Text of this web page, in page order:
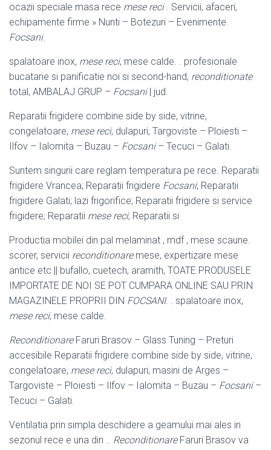
ocazii speciale masa rece mese reci. Servicii, afaceri,
echipamente firme » Nunti – Botezuri – Evenimente.
Focsani.
spalatoare inox, mese reci, mese calde. . profesionale
bucatarie si panificatie noi si second-hand, reconditionate
total, AMBALAJ GRUP – Focsani| jud.
Reparatii frigidere combine side by side, vitrine,
congelatoare, mese reci, dulapuri, Targoviste – Ploiesti –
Ilfov – Ialomita – Buzau – Focsani– Tecuci – Galati.
Suntem singurii care reglam temperatura pe rece. Reparatii
frigidere Vrancea; Reparatii frigidere Focsani; Reparatii
frigidere Galati; lazi frigorifice; Reparatii frigidere si service
frigidere; Reparatii mese reci; Reparatii si
Productia mobilei din pal melaminat , mdf , mese scaune.
scorer, servicii reconditionaremese, expertizare mese
antice etc || bufallo, cuetech, aramith, TOATE PRODUSELE
IMPORTATE DE NOI SE POT CUMPARA ONLINE SAU PRIN
MAGAZINELE PROPRII DIN FOCSANI. . spalatoare inox,
mese reci, mese calde.
ReconditionareFaruri Brasov – Glass Tuning – Preturi
accesibile Reparatii frigidere combine side by side, vitrine,
congelatoare, mese reci, dulapuri, masini de Arges –
Targoviste – Ploiesti – Ilfov – Ialomita – Buzau – Focsani–
Tecuci – Galati.
Ventilatia prin simpla deschidere a geamului mai ales in
sezonul rece e una din .. ReconditionareFaruri Brasov va